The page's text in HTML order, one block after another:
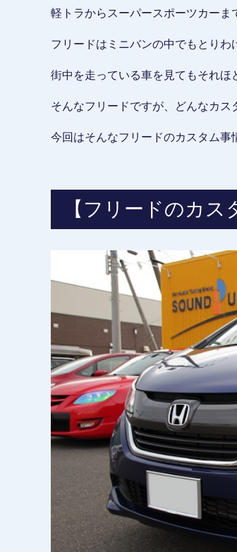
軽トラからスーパースポーツカーま
フリードはミニバンの中でもとりわ
街中を走っている車を見てもそれほ
そんなフリードですが、どんなカス
今回はそんなフリードのカスタム事
【フリードのカ